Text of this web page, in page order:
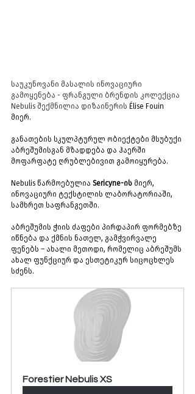
საუკუნოვანი მასალის ინოვაციური
გამოყენება - ფრანგული ბრენდის კოლექცია
Nebulis შექმნილია დიზაინერის Élise Fouin
მიერ.
განათების სკულპტურულ ობიექტები მსუბუქი
აბრეშუმისგან მზადდება და ჰაერში
მოფარფატე ღრუბლებივით გამოიყურება.
Nebulis წარმოებულია Sericyne-ის მიერ,
ინოვაციური ტექსტილის ლაბორატორიაში,
სამხრეთ საფრანგეთში.
აბრეშუმის ჭიის ძაფები პირდაპირ ფორმებზე
იწნება და ქმნის ნათელ, გამჭვირვალე
ფენებს – ახალი მეთოდი, რომელიც აბრეშუმს
ახალ ფუნქციურ და ესთეტიკურ სიცოცხლეს
სძენს.
Forestier Nebulis XS